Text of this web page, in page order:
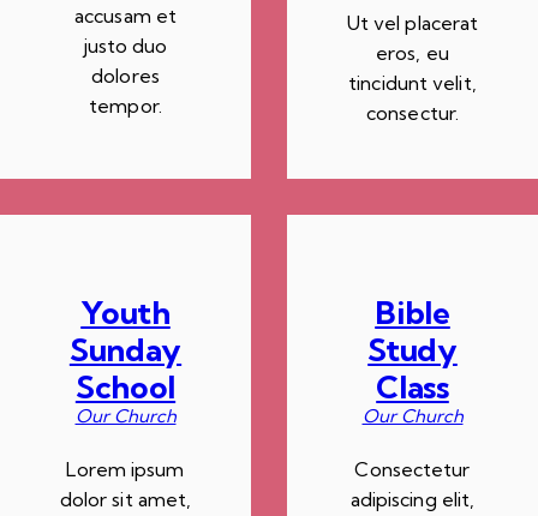
accusam et
justo duo
dolores
tempor.
Ut vel placerat
eros, eu
tincidunt velit,
consectur.
Youth
Sunday
School
Our Church
Lorem ipsum
dolor sit amet,
Bible
Study
Class
Our Church
Consectetur
adipiscing elit,